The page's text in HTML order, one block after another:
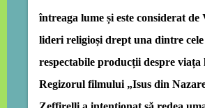
întreaga lume și este considerat de
lideri religioși drept una dintre
respectabile producții despre viața
Regizorul filmului „Isus din